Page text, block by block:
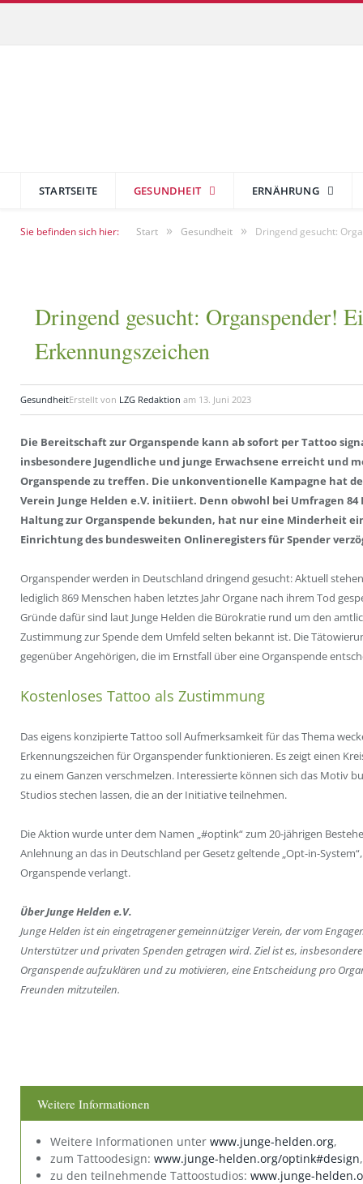
STARTSEITE GESUNDHEIT ERNÄHRUNG
Sie befinden sich hier: Start » Gesundheit » Dringend gesucht:
Dringend gesucht: Organspender!
Erkennungszeichen
Erstellt von LZG Redaktion am 13. Juni 2023
Gesundheit
Die Bereitschaft zur Organspende kann ab sofort per Tattoo
insbesondere Jugendliche und junge Erwachsene erreicht und
Organspende zu treffen. Die unkonventionelle Kampagne hat
Verein Junge Helden e.V. initiiert. Denn obwohl bei Umfragen
Haltung zur Organspende bekunden, hat nur eine Minderheit
Einrichtung des bundesweiten Onlineregisters für Spender
Organspender werden in Deutschland dringend gesucht: Aktuell
lediglich 869 Menschen haben letztes Jahr Organe nach ihrem Tod
Gründe dafür sind laut Junge Helden die Bürokratie rund um den
Zustimmung zur Spende dem Umfeld selten bekannt ist. Die
gegenüber Angehörigen, die im Ernstfall über eine Organspende
Kostenloses Tattoo als Zustimmung
Das eigens konzipierte Tattoo soll Aufmerksamkeit für das Thema
Erkennungszeichen für Organspender funktionieren. Es zeigt einen
zu einem Ganzen verschmelzen. Interessierte können sich das Motiv
Studios stechen lassen, die an der Initiative teilnehmen.
Die Aktion wurde unter dem Namen „#optink“ zum 20-jährigen
Anlehnung an das in Deutschland per Gesetz geltende „Opt-in-
Organspende verlangt.
Über Junge Helden e.V.
Junge Helden ist ein eingetragener gemeinnütziger Verein, der vom
Unterstützer und privaten Spenden getragen wird. Ziel ist es,
Organspende aufzuklären und zu motivieren, eine Entscheidung pro
Freunden mitzuteilen.
Weitere Informationen
Weitere Informationen unter www.junge-helden.org,
zum Tattoodesign: www.junge-helden.org/optink#design,
zu den teilnehmende Tattoostudios: www.junge-